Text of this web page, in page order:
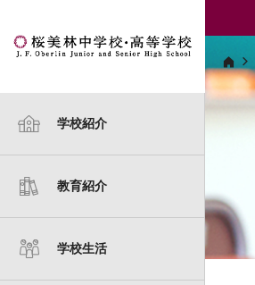
学校紹介
校長からのご挨拶
建学の精神
スクール・ポリシー
桜美林の歩み
教育紹介
国際理解教育
中学校カリキュラム
中学校教科紹介
高等学校教科紹介
学校生活
年間行事
1日の流れ
クラブ活動
制服
キャリア教育・学習指導
大学進学実績
桜美林大学への進学
イベント・説明会情報
合同説明会
中学 入試要項
高等学校 入試要項